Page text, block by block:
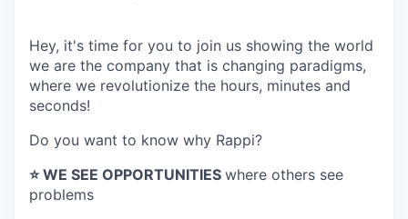
Hey, it's time for you to join us showing the world
we are the company that is changing paradigms,
where we revolutionize the hours, minutes and
seconds!
Do you want to know why Rappi?
⭐️ WE SEE OPPORTUNITIES where others see
problems